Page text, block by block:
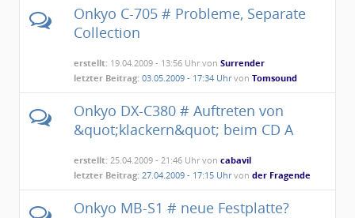
Onkyo C-705 # Probleme, Separate
Collection
erstellt: 19.04.2009 - 13:56 Uhr vonSurrender
letzter Beitrag: 03.05.2009 - 17:34 UhrvonTomsound
Onkyo DX-C380 # Auftreten von
&quot;klackern&quot; beim CD A
erstellt: 25.04.2009 - 21:46 Uhr voncabavil
letzter Beitrag: 27.04.2009 - 17:15 Uhrvonder Fragende
Onkyo MB-S1 # neue Festplatte?